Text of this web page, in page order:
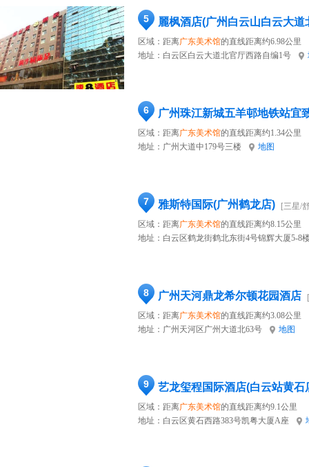
5 麗枫酒店(广州白云山白云大道
区域：距离广东美术馆的直线距离约6.98公里
地址： 白云区白云大道北官厅西路自编1号
6 广州珠江新城五羊邨地铁站宜
区域：距离广东美术馆的直线距离约1.34公里
地址： 广州大道中179号三楼 地图
7 雅斯特国际(广州鹤龙店)
[三星/
区域：距离广东美术馆的直线距离约8.15公里
地址： 白云区鹤龙街鹤北东街4号锦辉大厦5-8
8 广州天河鼎龙希尔顿花园酒店
区域：距离广东美术馆的直线距离约3.08公里
地址： 广州天河区广州大道北63号 地图
9 艺龙玺程国际酒店(白云站黄石
区域：距离广东美术馆的直线距离约9.1公里
地址： 白云区黄石西路383号凯粤大厦A座